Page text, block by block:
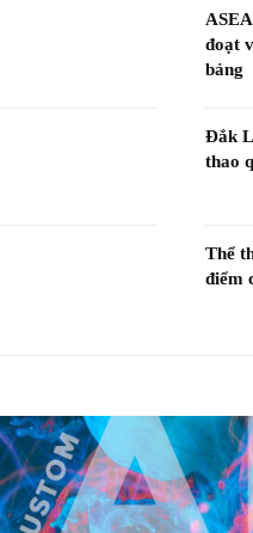
đoạt
bảng
Đắk
thao
Thể
điểm